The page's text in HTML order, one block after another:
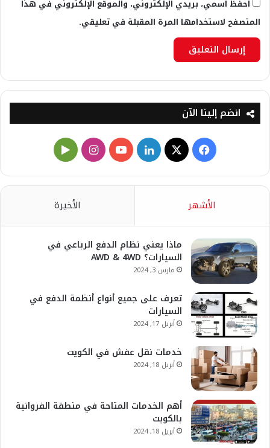
احفظ اسمي، بريدي الإلكتروني، والموقع الإلكتروني في هذا
المتصفح لاستخدامها المرة المقبلة في تعليقي.
انضم إلينا الآن
فيسبوك
X لينكدإنيوتيوبانستقرام‏Google
Play
الأشهر الأخيرة
ماذا يعني نظام الدفع الرباعي في
السيارات؟ AWD & 4WD
مارس 3, 2024
تعرف على جميع أنواع أنظمة الدفع في
السيارات
أبريل 17, 2024
خدمات نقل عفش في الكويت
أبريل 18, 2024
أهم الخدمات المتاحة في منطقة الفروانية
بالكويت
أبريل 18, 2024